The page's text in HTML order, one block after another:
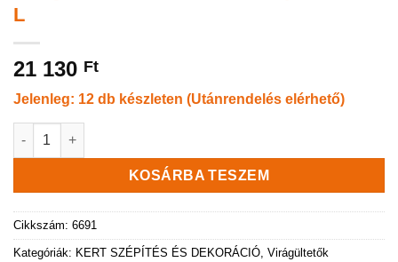
L
21 130 Ft
Jelenleg: 12 db készleten (Utánrendelés elérhető)
Virágláda ROTO, hordó formájú, POLKA L mennyiség
KOSÁRBA TESZEM
Cikkszám: 6691
Kategóriák: KERT SZÉPÍTÉS ÉS DEKORÁCIÓ Virágültetők